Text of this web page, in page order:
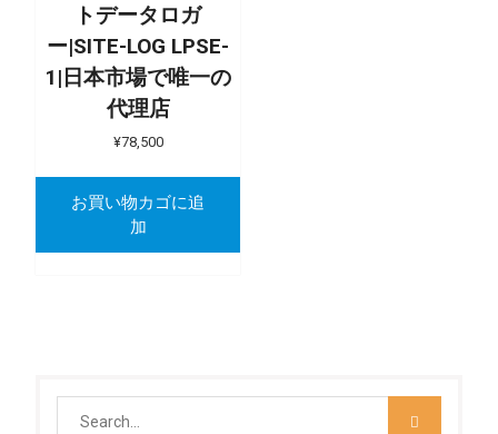
トデータロガ
ー|SITE-LOG LPSE-
1|日本市場で唯一の
代理店
¥78,500
お買い物カゴに追
加